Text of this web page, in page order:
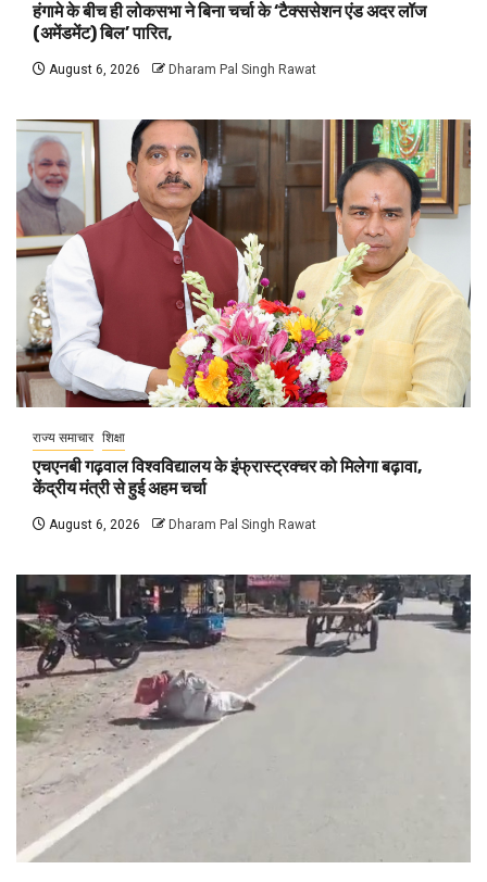
हंगामे के बीच ही लोकसभा ने बिना चर्चा के ‘टैक्ससेशन एंड अदर लॉज
(अमेंडमेंट) बिल’ पारित,
August 6, 2026 Dharam Pal Singh Rawat
राज्य समाचार शिक्षा
एचएनबी गढ़वाल विश्वविद्यालय के इंफ्रास्ट्रक्चर को मिलेगा बढ़ावा,
केंद्रीय मंत्री से हुई अहम चर्चा
August 6, 2026 Dharam Pal Singh Rawat